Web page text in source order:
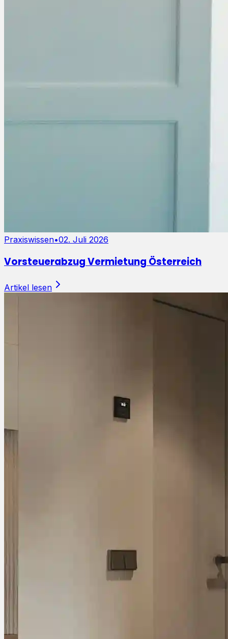
Praxiswissen•02. Juli 2026
Vorsteuerabzug Vermietung Österreich
Artikel lesen